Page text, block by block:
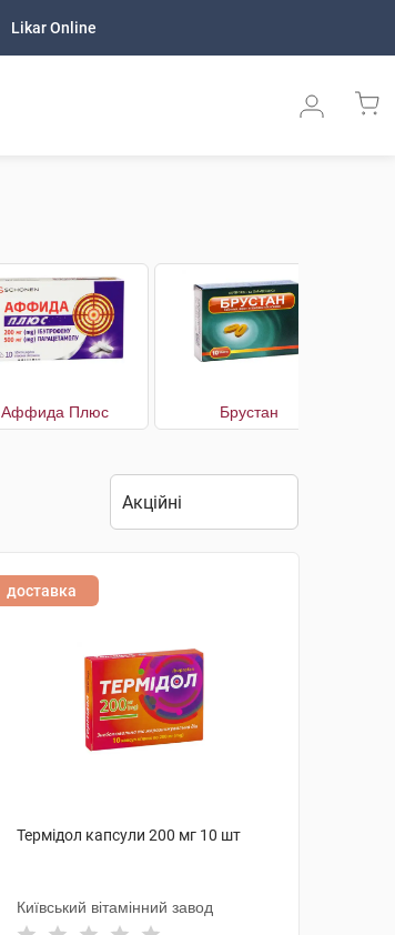
Likar Online
Аффида Плюс Брустан
доставка
Термідол капсули 200 мг 10 шт
Київський вітамінний завод